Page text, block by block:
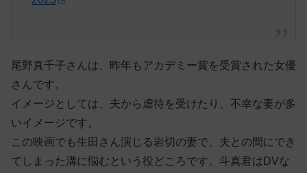
尾野真千子さんは、昨年もアカデミー賞を受賞された女優
さんです。
イメージとしては、夫から虐待を受けたり、不幸な妻が多
いイメージです。
この映画でも生田さん演じる岩切の妻で、夫との間にでき
てしまった溝に悩むという役どころです。斗真君はDVな